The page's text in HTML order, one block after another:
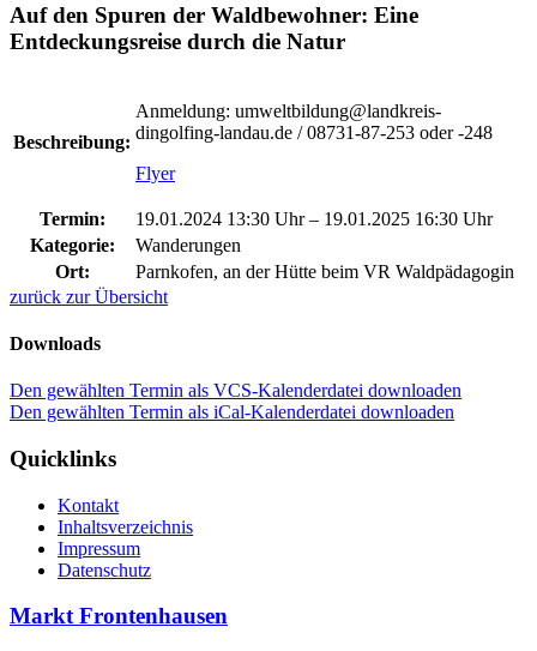
Auf den Spuren der Waldbewohner: Eine
Entdeckungsreise durch die Natur
Beschreibung:
Anmeldung: umweltbildung@landkreis-
dingolfing-landau.de / 08731-87-253 oder -248
Flyer
Termin: 19.01.2024 13:30 Uhr– 19.01.2025 16:30 Uhr
Kategorie:
Wanderungen
Ort:
Parnkofen, an der Hütte beim VR Waldpädagogin
zurück zur Übersicht
Downloads
Den gewählten Termin als VCS-Kalenderdatei downloaden
Den gewählten Termin als iCal-Kalenderdatei downloaden
Quicklinks
Kontakt
Inhaltsverzeichnis
Impressum
Datenschutz
Markt Frontenhausen